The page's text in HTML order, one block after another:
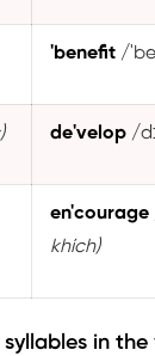
'benefit /
de'velop /
en'courage
khích)
in